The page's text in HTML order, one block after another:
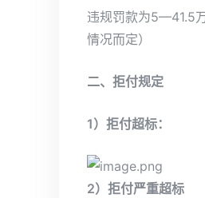
违规罚款为5—41.5
情况而定）
二、拒付规定
1）拒付超标：
2）拒付严重超标